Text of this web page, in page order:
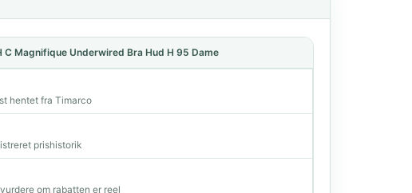
Magnifique Underwired Bra Hud H 95 Dame
hentet fra Timarco
prishistorik
om rabatten er reel